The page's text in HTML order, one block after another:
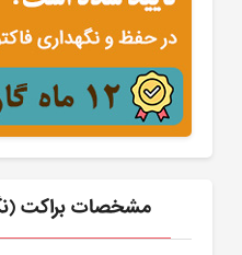
مشخصات براکت